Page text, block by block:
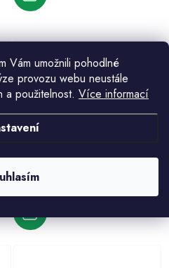
Vám umožnili pohodlné
provozu webu neustále
a použitelnost. Více informací
DA163B RYCHLO-SUCHÉ PANDA
KOUPELNOVÁ PODLOŽKA